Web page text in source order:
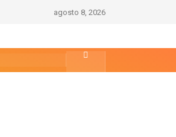
agosto 8, 2026